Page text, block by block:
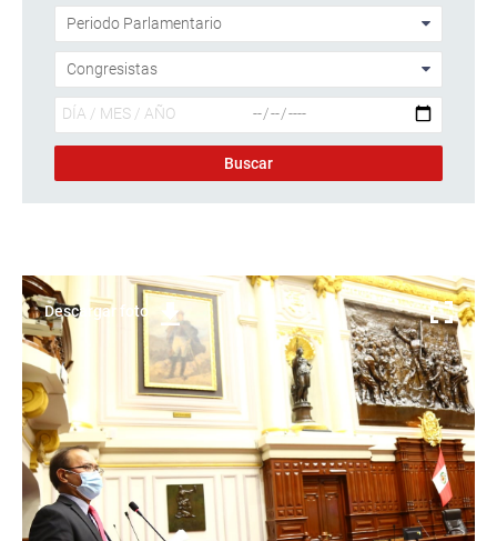
Descargar foto